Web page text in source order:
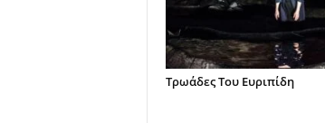
Τρωάδες Του Ευριπίδη